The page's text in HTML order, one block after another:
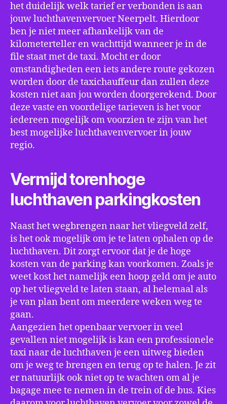
het duidelijk welk tarief er verbonden is aan
jouw luchthavenvervoer Neerpelt. Hierdoor
ben je niet meer afhankelijk van de
kilometerteller en wachttijd wanneer je in de
file staat met de taxi. Mocht er door
omstandigheden een iets andere route gekozen
worden door de taxichauffeur dan zullen deze
kosten niet aan jou worden doorgerekend. Door
deze vaste en voordelige tarieven is het voor
iedereen mogelijk om voorzien te zijn van het
best mogelijke luchthavenvervoer in jouw
regio.
Vermijd torenhoge
luchthaven parkingkosten
Naast het wegbrengen naar het vliegveld zelf,
is het ook mogelijk om je te laten ophalen op de
luchthaven. Dit zorgt ervoor dat je de hoge
kosten van de parking kan voorkomen. Zoals je
weet kost het namelijk een hoop geld om je auto
op het vliegveld te laten staan, al helemaal als
je van plan bent om meerdere weken weg te
gaan.
Aangezien het openbaar vervoer in veel
gevallen niet mogelijk is kan een professionele
taxi naar de luchthaven je een uitweg bieden
om je weg te brengen en terug op te halen. Je zit
er natuurlijk ook niet op te wachten om al je
bagage mee te nemen in de trein of de bus. Kies